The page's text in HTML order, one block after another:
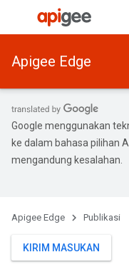
Apigee Edge
Google menggunakan
ke dalam bahasa pilihan
mengandung kesalahan.
Apigee Edge Publikasi
KIRIM MASUKAN